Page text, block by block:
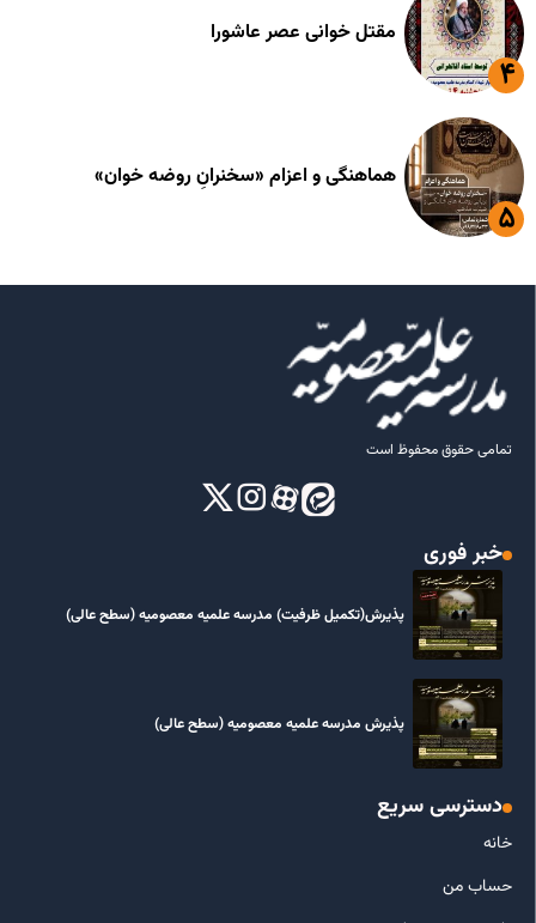
مقتل خوانی عصر عاشورا
هماهنگی و اعزام «سخنرانِ روضه خوان»
تمامی حقوق محفوظ است
خبر فوری
پذیرش(تکمیل ظرفیت) مدرسه علمیه معصومیه‌ (سطح عالی)
پذیرش مدرسه علمیه معصومیه‌ (سطح عالی)
دسترسی سریع
خانه
حساب من